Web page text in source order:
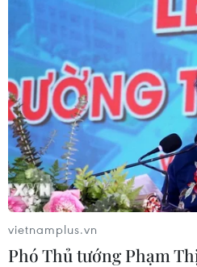
vietnamplus.vn
Phó Thủ tướng Phạm